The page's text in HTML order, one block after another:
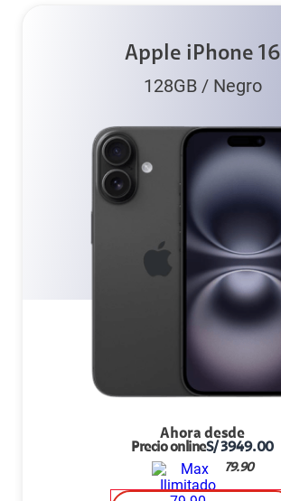
Apple iPhone 16
128GB/ Negro
Ahora desde
Precio onlineS/3949.00
79.90